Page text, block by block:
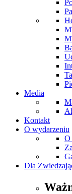
Media
Kontakt
O wydarzeniu
O
Dla